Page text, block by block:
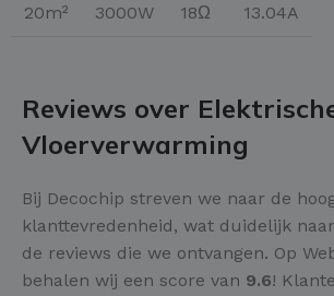
20m² 3000W 18Ω 13.04A
Reviews over
Vloerverwarming
Bij Decochip streven we naar de
klanttevredenheid, wat duidelijk
de reviews die we ontvangen. Op
behalen wij een score van 9.6!